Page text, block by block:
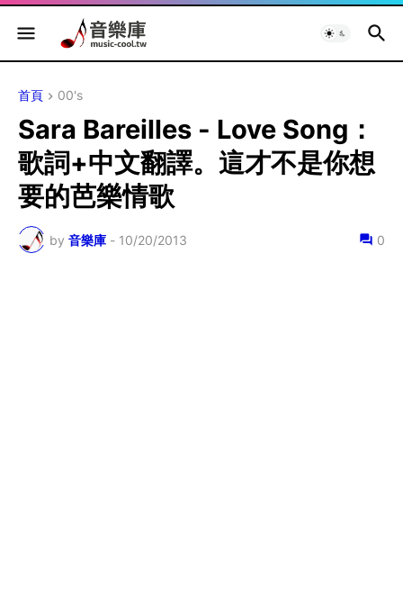
首頁 00's
Sara Bareilles - Love Song：
歌詞+中文翻譯。這才不是你想
要的芭樂情歌
by 音樂庫 - 10/20/2013 0